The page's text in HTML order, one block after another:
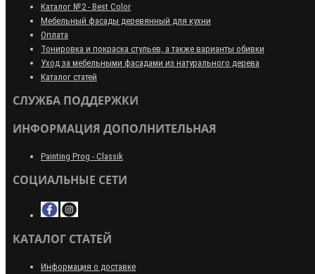
Каталог №2 - Best Color
Мебельный фасады деревянный для кухни
Оплата
Тонировка и покраска стульев, а также варианты обивки
Уход за мебельными фасадами из натурального дерева
Каталог статей
СЛУЖБА ПОДДЕРЖКИ
ИНФОРМАЦИЯ ДОПОЛНИТЕЛЬНАЯ
Painting Prog - Classik
СОЦИАЛЬНЫЕ СЕТИ
КАТАЛОГ СТАТЕЙ
Информация о доставке